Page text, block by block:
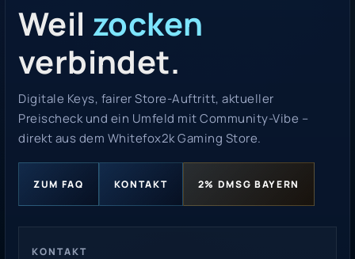
Weil zocken
verbindet.
Digitale Keys, fairer Store-Auftritt, aktueller
Preischeck und ein Umfeld mit Community-Vibe –
direkt aus dem Whitefox2k Gaming Store.
ZUM FAQ KONTAKT 2% DMSG BAYERN
KONTAKT